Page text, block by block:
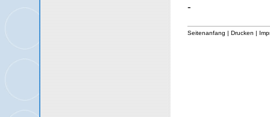
-
Seitenanfang | Drucken |